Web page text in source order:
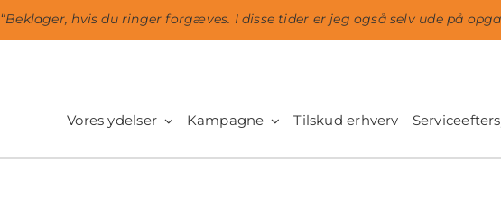
“Beklager, hvis du ringer forgæves. I disse tider er jeg også selv ude på
Vores ydelser Kampagne Tilskud erhverv